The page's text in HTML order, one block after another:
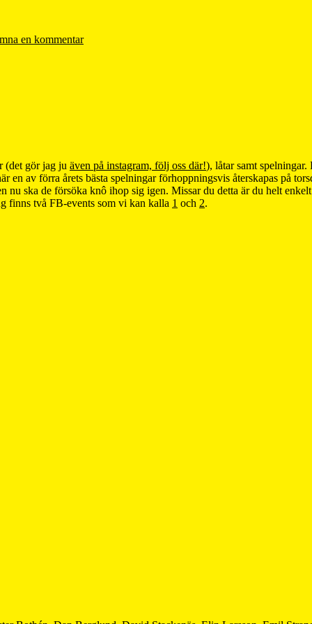
en kommentar
(det gör jag ju även på instagram, följ oss där!), låtar samt
en av förra årets bästa spelningar förhoppningsvis återskapas på
nu ska de försöka knô ihop sig igen. Missar du detta är du helt
finns två FB-events som vi kan kalla 1 och 2.